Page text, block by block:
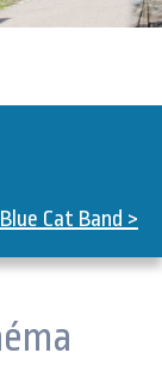
Cat Band >